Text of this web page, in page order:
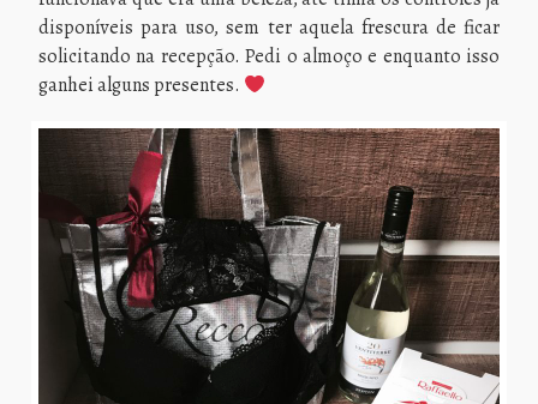
disponíveis para uso, sem ter aquela frescura de ficar
solicitando na recepção. Pedi o almoço e enquanto isso
ganhei alguns presentes.